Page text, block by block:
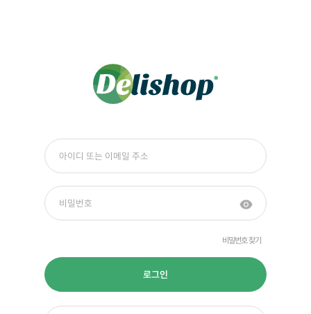
비밀번호 찾기
로그인